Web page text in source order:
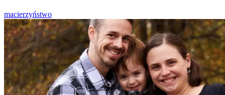
macierzyństwo